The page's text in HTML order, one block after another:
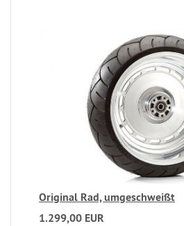
Original Rad, umgeschweißt
1.299,00 EUR